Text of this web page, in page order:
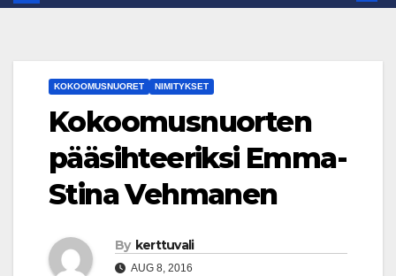
KOKOOMUSNUORET NIMITYKSET
Kokoomusnuorten
pääsihteeriksi Emma-
Stina Vehmanen
By kerttuvali
AUG 8, 2016